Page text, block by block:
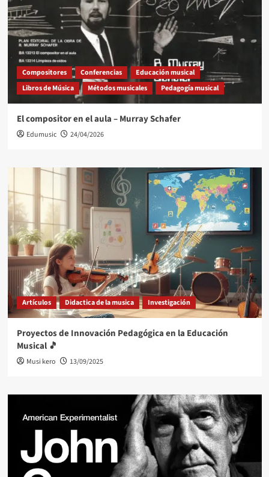
Compositores Conferencias
Educación musical
Libros de Música
Métodos musicales Pedagogía musical
El compositor en el aula – Murray Schafer
Edumusic 24/04/2026
Artículos Didactica de la musica Investigación
Proyectos de Innovación Pedagógica en la Educación
Musical 🎵
Musi kero 13/09/2025